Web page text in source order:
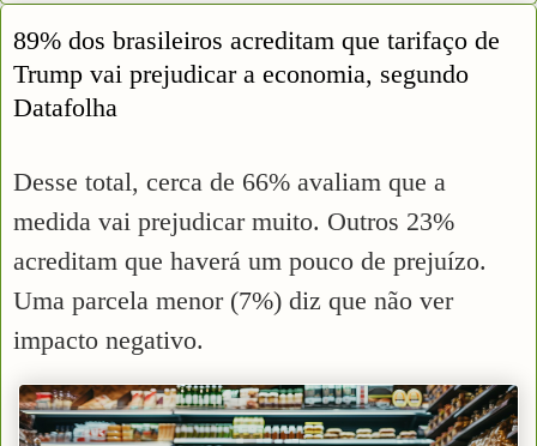
89% dos brasileiros acreditam que tarifaço de
Trump vai prejudicar a economia, segundo
Datafolha
Desse total, cerca de 66% avaliam que a
medida vai prejudicar muito. Outros 23%
acreditam que haverá um pouco de prejuízo.
Uma parcela menor (7%) diz que não ver
impacto negativo.